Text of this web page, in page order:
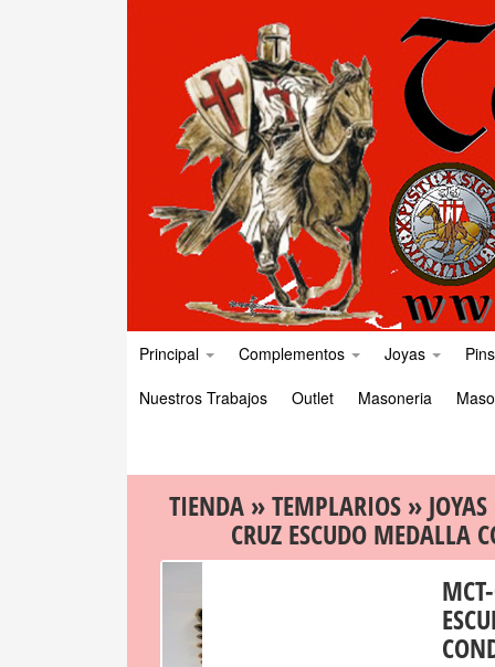
Principal Complementos Joyas
Pins
Nuestros Trabajos
Outlet Masoneria
TIENDA»TEMPLARIOS» JOYAS
CRUZ ESCUDO MEDALLA